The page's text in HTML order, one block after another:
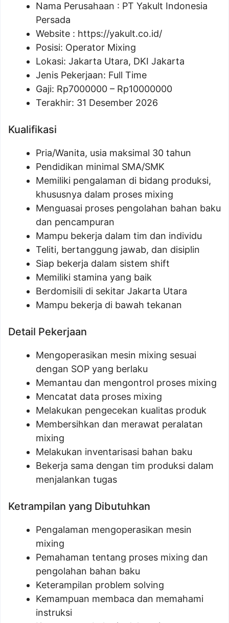
Nama Perusahaan : PT Yakult Indonesia
Persada
Website : https://yakult.co.id/
Posisi: Operator Mixing
Lokasi: Jakarta Utara, DKI Jakarta
Jenis Pekerjaan: Full Time
Gaji: Rp7000000 – Rp10000000
Terakhir: 31 Desember 2026
Kualifikasi
Pria/Wanita, usia maksimal 30 tahun
Pendidikan minimal SMA/SMK
Memiliki pengalaman di bidang produksi,
khususnya dalam proses mixing
Menguasai proses pengolahan bahan baku
dan pencampuran
Mampu bekerja dalam tim dan individu
Teliti, bertanggung jawab, dan disiplin
Siap bekerja dalam sistem shift
Memiliki stamina yang baik
Berdomisili di sekitar Jakarta Utara
Mampu bekerja di bawah tekanan
Detail Pekerjaan
Mengoperasikan mesin mixing sesuai
dengan SOP yang berlaku
Memantau dan mengontrol proses mixing
Mencatat data proses mixing
Melakukan pengecekan kualitas produk
Membersihkan dan merawat peralatan
mixing
Melakukan inventarisasi bahan baku
Bekerja sama dengan tim produksi dalam
menjalankan tugas
Ketrampilan yang Dibutuhkan
Pengalaman mengoperasikan mesin
mixing
Pemahaman tentang proses mixing dan
pengolahan bahan baku
Keterampilan problem solving
Kemampuan membaca dan memahami
instruksi